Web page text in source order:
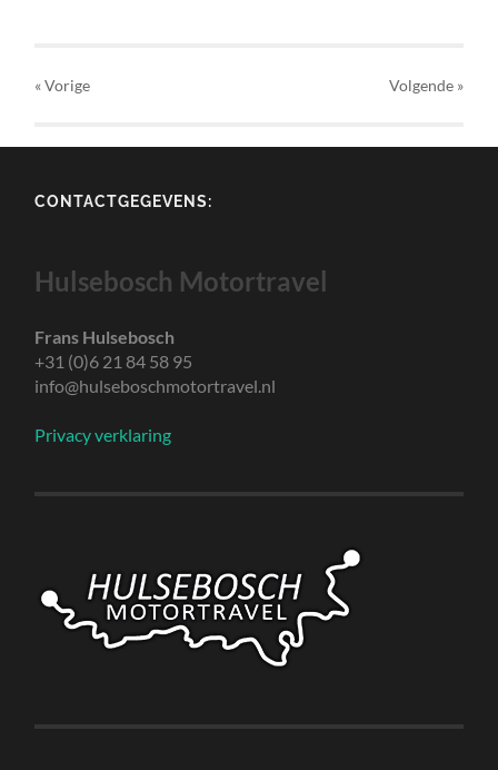
« Vorige Volgende»
CONTACTGEGEVENS:
Hulsebosch Motortravel
Frans Hulsebosch
+31 (0)6 21 84 58 95
info@hulseboschmotortravel.nl
Privacy verklaring